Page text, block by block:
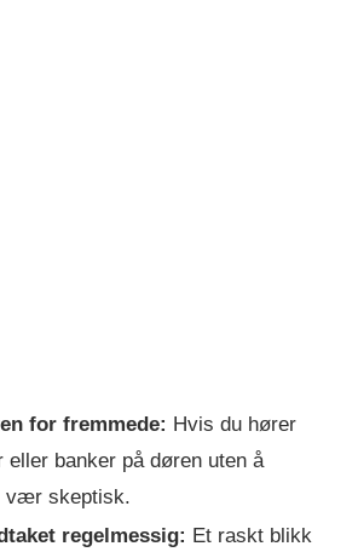
for fremmede: Hvis du hører
eller banker på døren uten å
vær skeptisk.
regelmessig: Et raskt blikk